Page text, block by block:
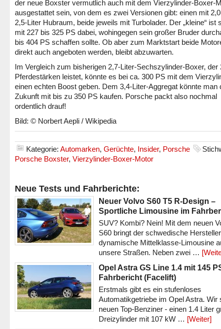
der neue Boxster vermutlich auch mit dem Vierzylinder-Boxer-
ausgestattet sein, von dem es zwei Versionen gibt: einen mit
2,5-Liter Hubraum, beide jeweils mit Turbolader. Der „kleine“ ist
mit 227 bis 325 PS dabei, wohingegen sein großer Bruder
bis 404 PS schaffen sollte. Ob aber zum Marktstart beide
direkt auch angeboten werden, bleibt abzuwarten.
Im Vergleich zum bisherigen 2,7-Liter-Sechszylinder-Boxer, der
Pferdestärken leistet, könnte es bei ca. 300 PS mit dem
einen echten Boost geben. Dem 3,4-Liter-Aggregat könnte man
Zukunft mit bis zu 350 PS kaufen. Porsche packt also nochmal
ordentlich drauf!
Bild: © Norbert Aepli / Wikipedia
Kategorie: Automarken, Gerüchte, Insider, Porsche
Porsche Boxster, Vierzylinder-Boxer-Motor
Neue Tests und Fahrberichte:
Neuer Volvo S60 T5 R-Design –
Sportliche Limousine im
SUV? Kombi? Nein! Mit dem neuen
S60 bringt der schwedische
dynamische Mittelklasse-Limousine
unsere Straßen. Neben zwei …
Opel Astra GS Line 1.4 mit 145
Fahrbericht (Facelift)
Erstmals gibt es ein stufenloses
Automatikgetriebe im Opel Astra. Wir
neuen Top-Benziner - einen 1.4 Liter
Dreizylinder mit 107 kW … [Weiter]